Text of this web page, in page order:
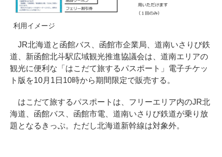
利用イメージ
JR北海道と函館バス、函館市企業局、道南いさりび鉄
道、新函館北斗駅広域観光推進協議会は、道南エリアの
観光に便利な「はこだて旅するパスポート」電子チケッ
ト版を10月1日10時から期間限定で販売する。
はこだて旅するパスポートは、フリーエリア内のJR北
海道、函館バス、函館市電、道南いさりび鉄道が乗り放
題となるきっぷ。ただし北海道新幹線は対象外。